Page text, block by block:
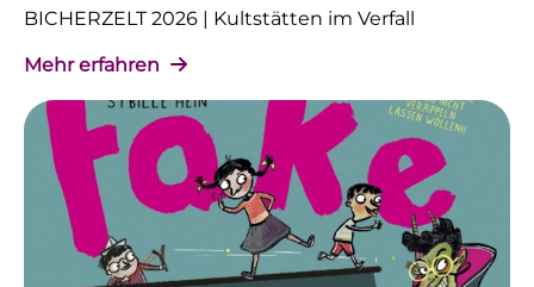
BICHERZELT 2026 | Kultstätten im Verfall
Mehr erfahren